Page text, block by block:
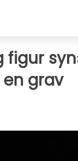
figur
grav